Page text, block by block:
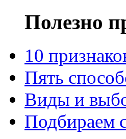
Полезно
10
Пять
Виды и
Подбираем